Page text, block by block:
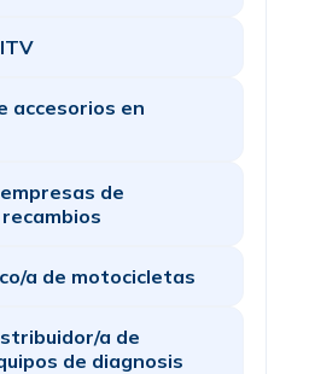
accesorios en
de
a de motocicletas
a de
de diagnosis